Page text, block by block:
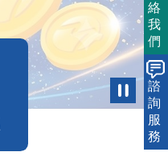
絡
我
們
諮
詢
服
務